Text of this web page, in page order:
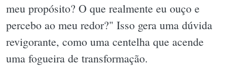
meu propósito? O que realmente eu ouço e
percebo ao meu redor?" Isso gera uma dúvida
revigorante, como uma centelha que acende
uma fogueira de transformação.